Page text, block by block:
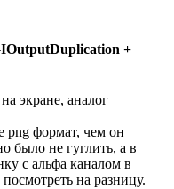
+
экране, аналог
png формат, чем он
было не гуглить, а в
с альфа каналом в
на разницу.